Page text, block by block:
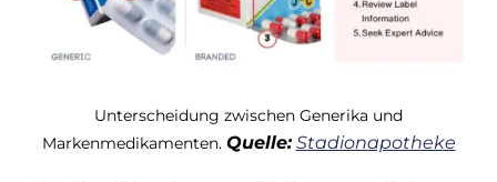
Unterscheidung zwischen Generika und
Markenmedikamenten. Quelle: Stadionapotheke